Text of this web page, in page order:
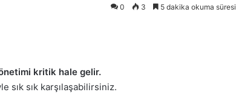
0 3 5 dakika okuma süresi
kritik hale gelir.
sık sık karşılaşabilirsiniz.